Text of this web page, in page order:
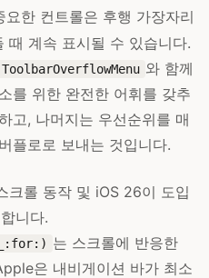
요한 컨트롤은 후행 가장자리
때 계속 표시될 수 있습니다.
ToolbarOverflowMenu 와 함께
를 위한 완전한 어휘를 갖추
고, 나머지는 우선순위를 매
플로로 보내는 것입니다.
크롤 동작 및 iOS 26이 도입
니다.
는 스크롤에 반응한
은 내비게이션 바가 최소